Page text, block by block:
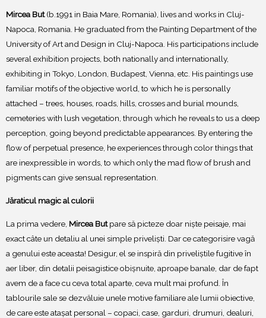
Mircea But(b.1991 in Baia Mare, Romania), lives and works in Cluj-
Napoca, Romania. He graduated from the Painting Department of the
University of Art and Design in Cluj-Napoca. His participations include
several exhibition projects, both nationally and internationally,
exhibiting in Tokyo, London, Budapest, Vienna, etc. His paintings use
familiar motifs of the objective world, to which he is personally
attached – trees, houses, roads, hills, crosses and burial mounds,
cemeteries with lush vegetation, through which he reveals to us a deep
perception, going beyond predictable appearances. By entering the
flow of perpetual presence, he experiences through color things that
are inexpressible in words, to which only the mad flow of brush and
pigments can give sensual representation.
Jăraticul magic al culorii
La prima vedere, Mircea Butpare să picteze doar niște peisaje, mai
exact câte un detaliu al unei simple priveliști. Dar ce categorisire vagă
a genului este aceasta! Desigur, el se inspiră din priveliștile fugitive în
aer liber, din detalii peisagistice obișnuite, aproape banale, dar de fapt
avem de a face cu ceva total aparte, ceva mult mai profund. În
tablourile sale se dezvăluie unele motive familiare ale lumii obiective,
de care este atașat personal – copaci, case, garduri, drumuri, dealuri,